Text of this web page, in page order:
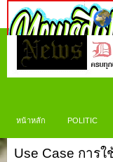
หน้าหลัก POLITIC
Use Case การ